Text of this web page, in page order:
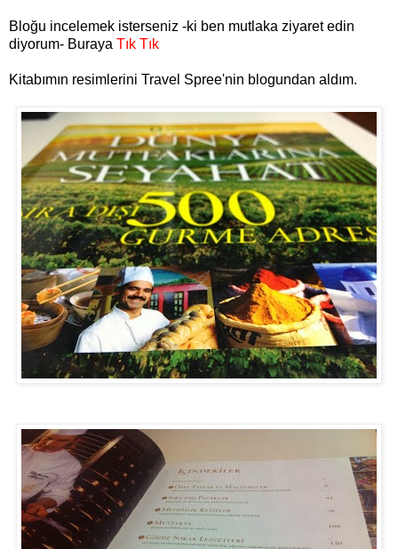
Bloğu incelemek isterseniz -ki ben mutlaka ziyaret edin
diyorum- Buraya Tık Tık
Kitabımın resimlerini Travel Spree'nin blogundan aldım.